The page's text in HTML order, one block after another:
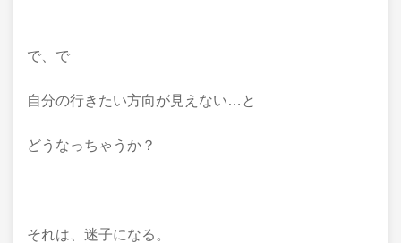
で、で
自分の行きたい方向が見えない…と
どうなっちゃうか？
それは、迷子になる。